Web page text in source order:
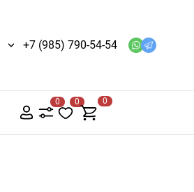
+7 (985) 790-54-54
0 0 0